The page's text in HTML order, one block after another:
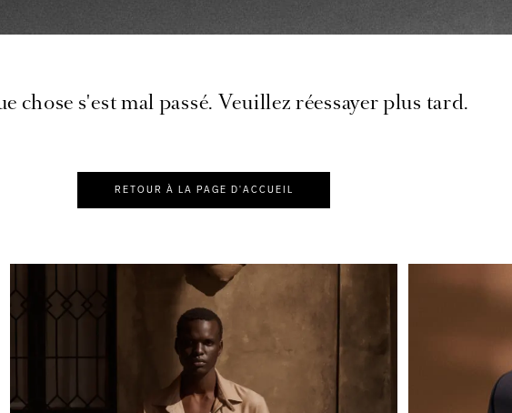
chose s'est mal passé. Veuillez réessayer plus tard.
RETOUR À LA PAGE D'ACCUEIL